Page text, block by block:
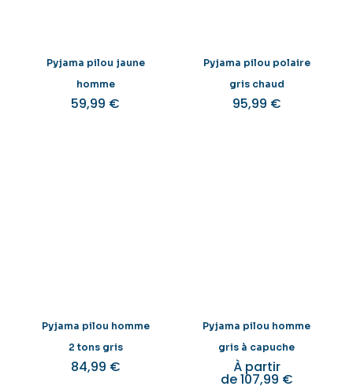
Pyjama pilou jaune
homme
59,99 €
Pyjama pilou polaire
gris chaud
95,99 €
Pyjama pilou homme
2 tons gris
84,99 €
Pyjama pilou homme
gris à capuche
À partir
de107,99 €